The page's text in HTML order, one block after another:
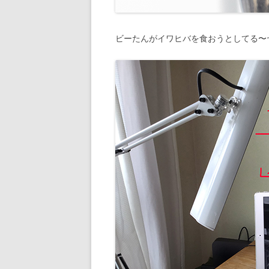
ビーたんがイワヒバを食おうとしてる〜